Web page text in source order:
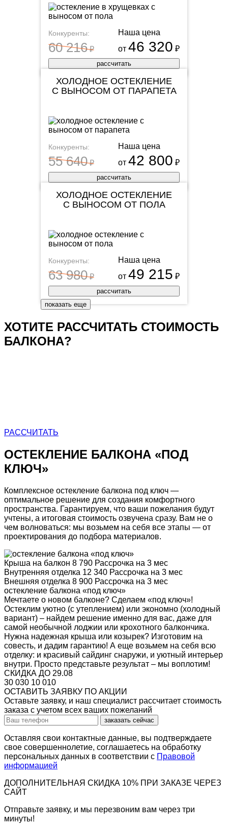
Конкуренты:
60 216 ₽
Наша цена
от 46 320 ₽
рассчитать
ХОЛОДНОЕ ОСТЕКЛЕНИЕ
С ВЫНОСОМ ОТ ПАРАПЕТА
Конкуренты:
55 640 ₽
Наша цена
от 42 800 ₽
рассчитать
ХОЛОДНОЕ ОСТЕКЛЕНИЕ
С ВЫНОСОМ ОТ ПОЛА
Конкуренты:
63 980 ₽
Наша цена
от 49 215 ₽
рассчитать
показать еще
ХОТИТЕ РАССЧИТАТЬ СТОИМОСТЬ
БАЛКОНА?
РАССЧИТАТЬ
ОСТЕКЛЕНИЕ БАЛКОНА «ПОД
КЛЮЧ»
Комплексное остекление балкона под ключ —
оптимальное решение для создания комфортного
пространства. Гарантируем, что ваши пожелания будут
учтены, а итоговая стоимость озвучена сразу. Вам не о
чем волноваться: мы возьмем на себя все этапы — от
проектирования до подбора материалов.
Крыша на балкон 8 790 Рассрочка на 3 мес
Внутренняя отделка 12 340 Рассрочка на 3 мес
Внешняя отделка 8 900 Рассрочка на 3 мес
остекление балкона «под ключ»
Мечтаете о новом балконе? Сделаем «под ключ»!
Остеклим уютно (с утеплением) или экономно (холодный
вариант) – найдем решение именно для вас, даже для
самой необычной лоджии или крохотного балкончика.
Нужна надежная крыша или козырек? Изготовим на
совесть, и дадим гарантию! А еще возьмем на себя всю
отделку: и красивый сайдинг снаружи, и уютный интерьер
внутри. Просто представьте результат – мы воплотим!
СКИДКА ДО 29.08
30 030 10 010
ОСТАВИТЬ ЗАЯВКУ ПО АКЦИИ
Оставьте заявку, и наш специалист рассчитает стоимость
заказа с учетом всех ваших пожеланий
заказать сейчас
Оставляя свои контактные данные, вы подтверждаете
свое совершеннолетие, соглашаетесь на обработку
персональных данных в соответствии с Правовой
информацией
ДОПОЛНИТЕЛЬНАЯ СКИДКА 10% ПРИ ЗАКАЗЕ ЧЕРЕЗ
САЙТ
Отправьте заявку, и мы перезвоним вам через три
минуты!